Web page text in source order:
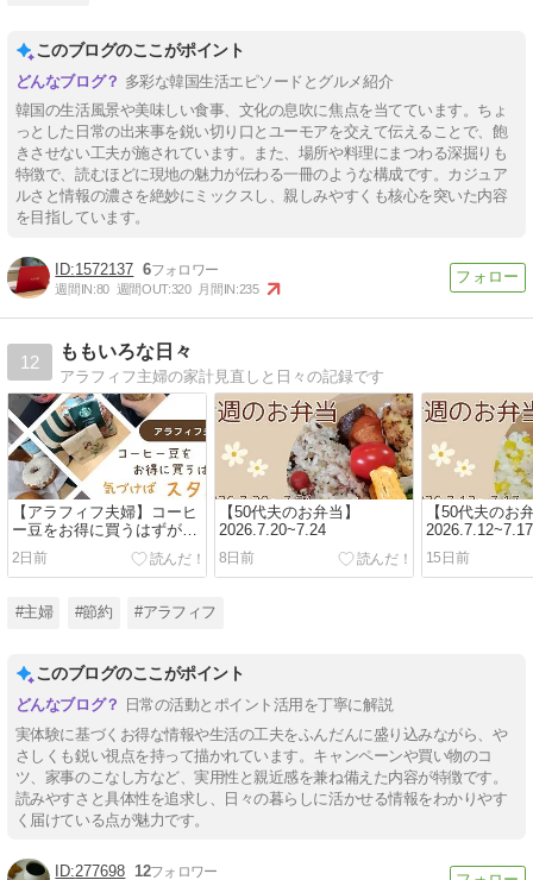
このブログのここがポイント
多彩な韓国生活エピソードとグルメ紹介
韓国の生活風景や美味しい食事、文化の息吹に焦点を当てています。ちょ
っとした日常の出来事を鋭い切り口とユーモアを交えて伝えることで、飽
きさせない工夫が施されています。また、場所や料理にまつわる深掘りも
特徴で、読むほどに現地の魅力が伝わる一冊のような構成です。カジュア
ルさと情報の濃さを絶妙にミックスし、親しみやすくも核心を突いた内容
を目指しています。
1572137 6
週間IN:80 週間OUT:320 月間IN:235
12
ももいろな日々
アラフィフ主婦の家計見直しと日々の記録です
【アラフィフ夫婦】コーヒ
ー豆をお得に買うはずが、
気づけばスタバにハマって
いました
2日前
【50代夫のお弁当】
2026.7.20~7.24
8日前
【50代夫のお
2026.7.12~7.17
15日前
#主婦 #節約 #アラフィフ
このブログのここがポイント
日常の活動とポイント活用を丁寧に解説
実体験に基づくお得な情報や生活の工夫をふんだんに盛り込みながら、や
さしくも鋭い視点を持って描かれています。キャンペーンや買い物のコ
ツ、家事のこなし方など、実用性と親近感を兼ね備えた内容が特徴です。
読みやすさと具体性を追求し、日々の暮らしに活かせる情報をわかりやす
く届けている点が魅力です。
277698 12